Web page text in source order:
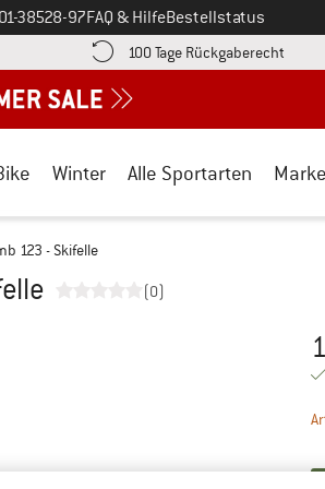
Ruf uns an unter
01-38528-97FAQ & HilfeBestellstatus
hier! Öffnet sich in einer Infobox
100 Tage Rückgaberecht
Winter Alle Sportarten
123 - Skifelle
(0)